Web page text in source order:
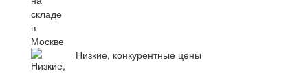
Низкие, конкурентные цены